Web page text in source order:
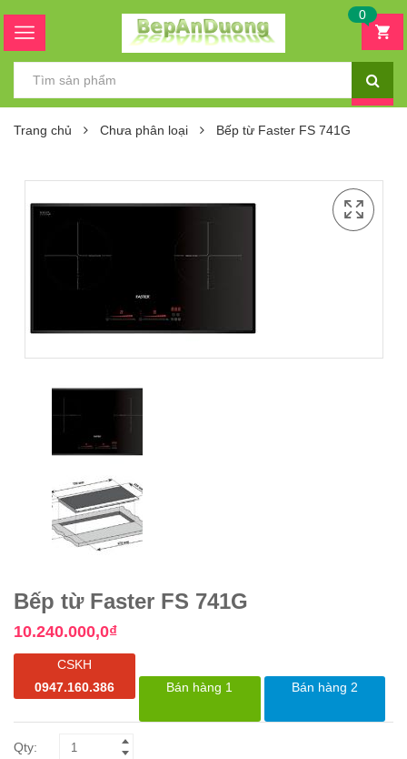
0
Trang chủ Chưa phân loại Bếp từ Faster FS 741G
Bếp từ Faster FS 741G
10.240.000,0₫
CSKH
0947.160.386
Bán hàng 1 Bán hàng 2